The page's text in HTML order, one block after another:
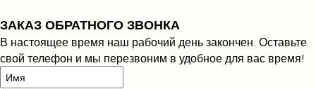
ЗАКАЗ ОБРАТНОГО ЗВОНКА
В настоящее время наш рабочий день закончен. Оставьте
свой телефон и мы перезвоним в удобное для вас время!